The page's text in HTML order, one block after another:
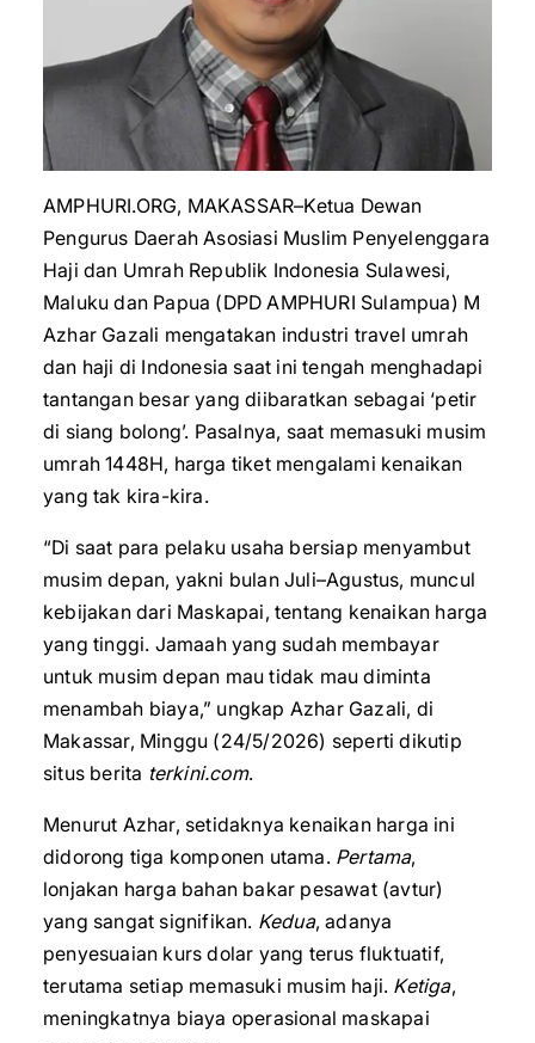
AMPHURI.ORG, MAKASSAR–Ketua Dewan
Pengurus Daerah Asosiasi Muslim Penyelenggara
Haji dan Umrah Republik Indonesia Sulawesi,
Maluku dan Papua (DPD AMPHURI Sulampua) M
Azhar Gazali mengatakan industri travel umrah
dan haji di Indonesia saat ini tengah menghadapi
tantangan besar yang diibaratkan sebagai ‘petir
di siang bolong’. Pasalnya, saat memasuki musim
umrah 1448H, harga tiket mengalami kenaikan
yang tak kira-kira.
“Di saat para pelaku usaha bersiap menyambut
musim depan, yakni bulan Juli–Agustus, muncul
kebijakan dari Maskapai, tentang kenaikan harga
yang tinggi. Jamaah yang sudah membayar
untuk musim depan mau tidak mau diminta
menambah biaya,” ungkap Azhar Gazali, di
Makassar, Minggu (24/5/2026) seperti dikutip
situs berita terkini.com.
Menurut Azhar, setidaknya kenaikan harga ini
didorong tiga komponen utama. Pertama,
lonjakan harga bahan bakar pesawat (avtur)
yang sangat signifikan. Kedua, adanya
penyesuaian kurs dolar yang terus fluktuatif,
terutama setiap memasuki musim haji. Ketiga,
meningkatnya biaya operasional maskapai